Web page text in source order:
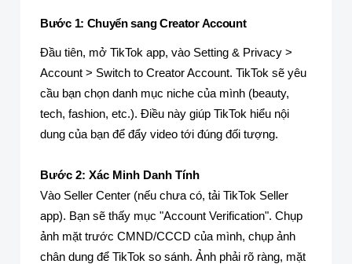
Bước 1: Chuyển sang Creator Account
Đầu tiên, mở TikTok app, vào Setting & Privacy >
Account > Switch to Creator Account. TikTok sẽ yêu
cầu bạn chọn danh mục niche của mình (beauty,
tech, fashion, etc.). Điều này giúp TikTok hiểu nội
dung của bạn để đẩy video tới đúng đối tượng.
Bước 2: Xác Minh Danh Tính
Vào Seller Center (nếu chưa có, tải TikTok Seller
app). Bạn sẽ thấy mục "Account Verification". Chụp
ảnh mặt trước CMND/CCCD của mình, chụp ảnh
chân dung để TikTok so sánh. Ảnh phải rõ ràng, mặt